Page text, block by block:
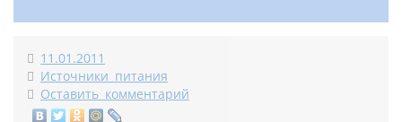
11.01.2011
Источники питания
Оставить комментарий